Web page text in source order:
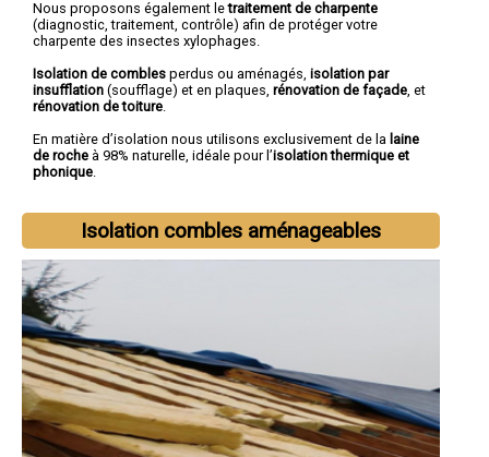
Nous proposons également letraitement de charpente
(diagnostic, traitement, contrôle) afin de protéger votre
charpente des insectes xylophages.
Isolation de combles perdus ou aménagés, isolation par
insufflation (soufflage) et en plaques, rénovation de façade, et
rénovation de toiture.
En matière d’isolation nous utilisons exclusivement de la laine
de roche à 98% naturelle, idéale pour l’isolation thermique et
phonique.
Isolation combles aménageables